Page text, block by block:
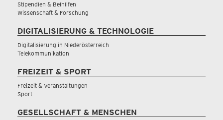
Stipendien & Beihilfen
Wissenschaft & Forschung
DIGITALISIERUNG & TECHNOLOGIE
Digitalisierung in Niederösterreich
Telekommunikation
FREIZEIT & SPORT
Freizeit & Veranstaltungen
Sport
GESELLSCHAFT & MENSCHEN